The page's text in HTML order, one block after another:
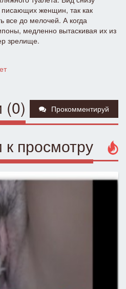
писающих женщин, так как
все до мелочей. А когда
медленно вытаскивая их из
зрелище.
(0) Прокомментируй
просмотру